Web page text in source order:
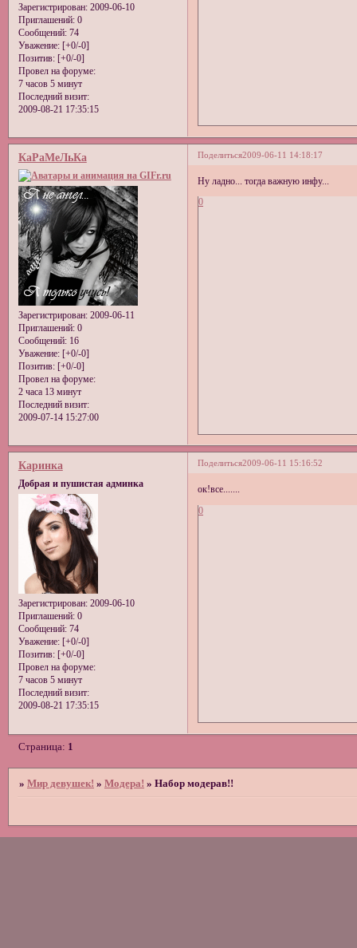
Зарегистрирован: 2009-06-10
Приглашений:0
Сообщений:74
Уважение: [+0/-0]
Позитив: [+0/-0]
Провел на форуме:
7 часов 5 минут
Последний визит:
2009-08-21 17:35:15
Поделиться2009-06-11 14:18:17
КаРаМеЛьКа
Зарегистрирован: 2009-06-11
Приглашений:0
Сообщений:16
Уважение: [+0/-0]
Позитив: [+0/-0]
Провел на форуме:
2 часа 13 минут
Последний визит:
2009-07-14 15:27:00
Ну ладно... тогда важную инфу...
0
Поделиться2009-06-11 15:16:52
Каринка
Добрая и пушистая админка
Зарегистрирован: 2009-06-10
Приглашений:0
Сообщений:74
Уважение: [+0/-0]
Позитив: [+0/-0]
Провел на форуме:
7 часов 5 минут
Последний визит:
2009-08-21 17:35:15
ок!все.......
0
Страница: 1
» Мир девушек! » Модера! » Набор модерав!!